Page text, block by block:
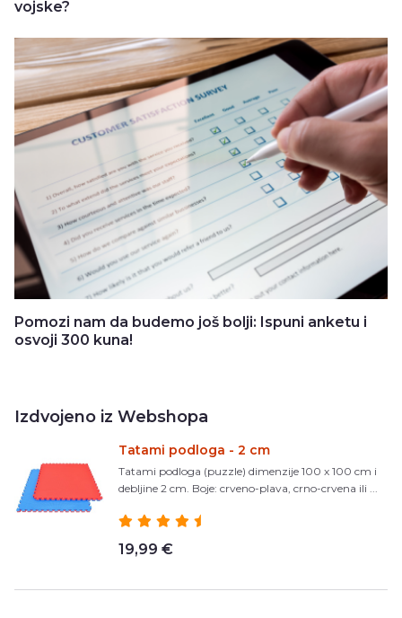
vojske?
Pomozi nam da budemo još bolji: Ispuni anketu i
osvoji 300 kuna!
Izdvojeno iz Webshopa
Tatami podloga - 2 cm
Tatami podloga (puzzle) dimenzije 100 x 100 cm i
debljine 2 cm. Boje: crveno-plava, crno-crvena ili ...
19,99 €